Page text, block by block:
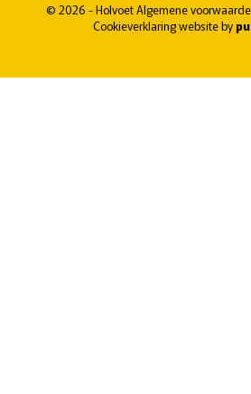
© 2026 - HolvoetAlgemene
Cookieverklaringwebsite by